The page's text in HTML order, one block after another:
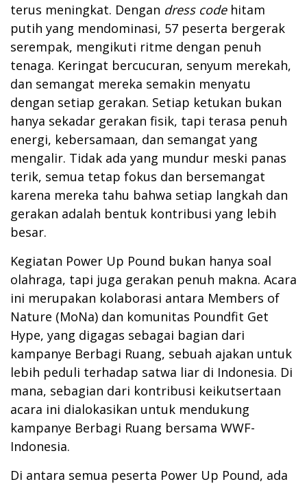
terus meningkat. Dengan dress codehitam
putih yang mendominasi, 57 peserta bergerak
serempak, mengikuti ritme dengan penuh
tenaga. Keringat bercucuran, senyum merekah,
dan semangat mereka semakin menyatu
dengan setiap gerakan. Setiap ketukan bukan
hanya sekadar gerakan fisik, tapi terasa penuh
energi, kebersamaan, dan semangat yang
mengalir. Tidak ada yang mundur meski panas
terik, semua tetap fokus dan bersemangat
karena mereka tahu bahwa setiap langkah dan
gerakan adalah bentuk kontribusi yang lebih
besar.
Kegiatan Power Up Pound bukan hanya soal
olahraga, tapi juga gerakan penuh makna. Acara
ini merupakan kolaborasi antara Members of
Nature (MoNa) dan komunitas Poundfit Get
Hype, yang digagas sebagai bagian dari
kampanye Berbagi Ruang, sebuah ajakan untuk
lebih peduli terhadap satwa liar di Indonesia. Di
mana, sebagian dari kontribusi keikutsertaan
acara ini dialokasikan untuk mendukung
kampanye Berbagi Ruang bersama WWF-
Indonesia.
Di antara semua peserta Power Up Pound, ada